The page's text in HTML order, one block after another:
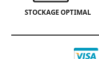
STOCKAGE OPTIMAL